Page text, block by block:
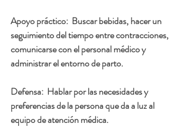
Apoyo práctico:
  Buscar bebidas, hacer un
seguimiento del tiempo entre contracciones,
comunicarse con el personal médico y
administrar el entorno de parto.
Defensa: Hablar por las necesidades y
preferencias de la persona que da a luz al
equipo de atención médica.